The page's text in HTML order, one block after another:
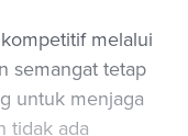
melalui
semangat tetap
untuk menjaga
tidak ada